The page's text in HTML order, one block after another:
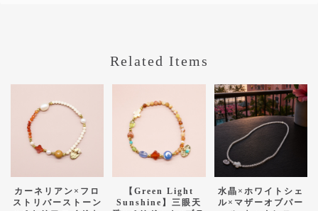
Related Items
カーネリアン×フロ
ストリバーストーン
【Green Light
Sunshine】三眼天
水晶×ホワイトシェ
ル×マザーオブパー